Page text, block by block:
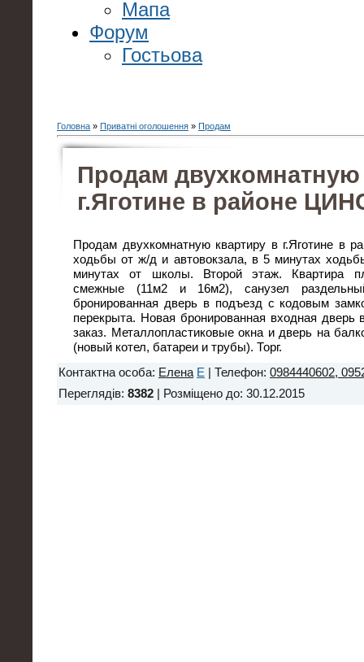
Мапа
Форум
Гостьова
Головна » Приватні оголошення » Продам
Продам двухкомнатную
г.Яготине в районе
Продам двухкомнатную квартиру в г.Яготине в
ходьбы от ж/д и автовокзала, в 5 минутах
минутах от школы. Второй этаж. Квартира
смежные (11м2 и 16м2), санузел
бронированная дверь в подъезд с кодовым
перекрыта. Новая бронированная входная дверь
заказ. Металлопластиковые окна и дверь на
(новый котел, батареи и трубы). Торг.
Контактна особа: Елена E | Телефон: 0984440602,
Переглядів: 8382 | Розміщено до: 30.12.2015